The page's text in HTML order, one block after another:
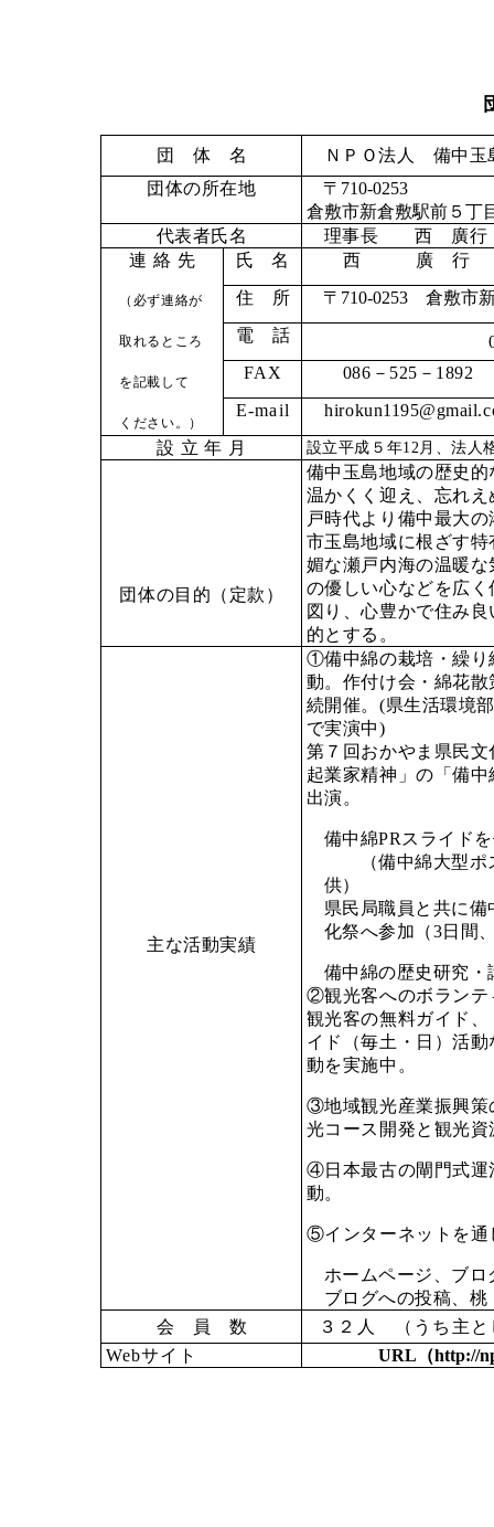
団 体 名
ＮＰＯ法人 備中玉
団体の所在地
〒 710-0253
倉敷市新倉敷駅前５
代表者氏名
理事長 西 廣行
連 絡 先
（必ず連絡が
取れるところ
を記載して
ください。）
氏 名
西 廣 行
住
所 〒 710-0253倉敷市新
電
話
090-
FAX
086 － 525 － 1892
E-mail
設 立 年 月 設立平成５年12月、法人
団体の目的 （定款）
備中玉島地域の歴史
温か く く迎え、忘れ
戸時代より備中最大
市玉島地域に根ざす
媚な瀬戸内海の温暖
の優しい心などを広
図り、心豊かで住み
的とする。
主な活動実績
①備中綿の栽培・繰り
動。 作付け会・綿花
続開催。 (県生活環境
で実演中)
第７回おかやま県民
起業家精神」の「備
出演。
備中綿PR スライド
（備中綿大型ポ
供）
県民局職員と共に
化祭へ参加（3日間
備中綿の歴史研究
②観光客へのボランテ
観光客の無料ガイド
イド（毎土・日）活
動を実施中。
③地域観光産業振興策
光コース開発と観光
④日本最古の閘門式運
動。
⑤インターネットを通
ホームページ、ブ
ブログへの投稿、
会
員 数 ３２ 人 （うち主と
Webサイト URL （http://